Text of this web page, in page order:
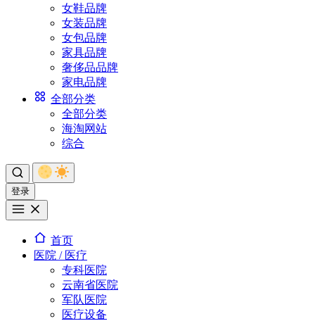
女鞋品牌
女装品牌
女包品牌
家具品牌
奢侈品品牌
家电品牌
全部分类
全部分类
海淘网站
综合
登录
首页
医院 / 医疗
专科医院
云南省医院
军队医院
医疗设备